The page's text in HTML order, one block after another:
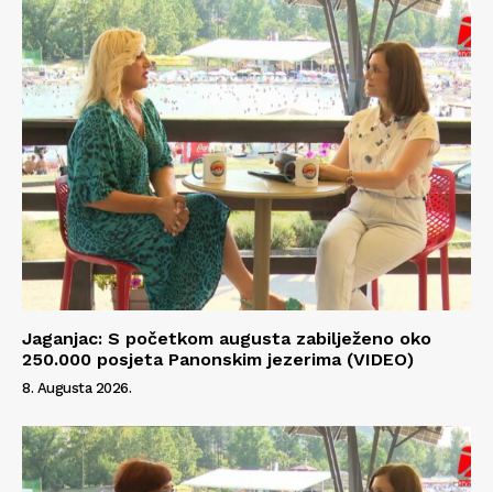
Info
O nama
Kontakt
Impressum
Jaganjac: S početkom augusta zabilježeno oko
250.000 posjeta Panonskim jezerima (VIDEO)
8. Augusta 2026.